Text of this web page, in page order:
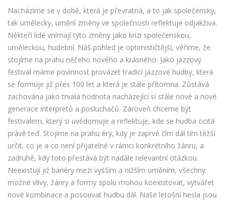
Nacházíme se v době, která je převratná, a to jak společensky,
tak umělecky, umění změny ve společnosti reflektuje odjakživa.
Někteří lidé vnímají tyto změny jako krizi společenskou,
uměleckou, hudební. Náš pohled je optimističtější, věříme, že
stojíme na prahu něčeho nového a krásného. Jako jazzový
festival máme povinnost provázet tradicí jazzové hudby, která
se formuje již přes 100 let a která je stále přítomna. Zůstává
zachována jako trvalá hodnota nacházející si stále nové a nové
generace interpretů a posluchačů. Zároveň chceme být
festivalem, který si uvědomuje a reflektuje, kde se hudba ocitá
právě teď. Stojíme na prahu éry, kdy je zaprvé čím dál tím těžší
určit, co je a co není přijatelné v rámci konkrétního žánru, a
zadruhé, kdy toto přestává být nadále relevantní otázkou.
Neexistují již bariéry mezi vyšším a nižším uměním, všechny
možné vlivy, žánry a formy spolu mohou koexistovat, vytvářet
nové kombinace a posouvat hudbu dál. Naše letošní hesla jsou